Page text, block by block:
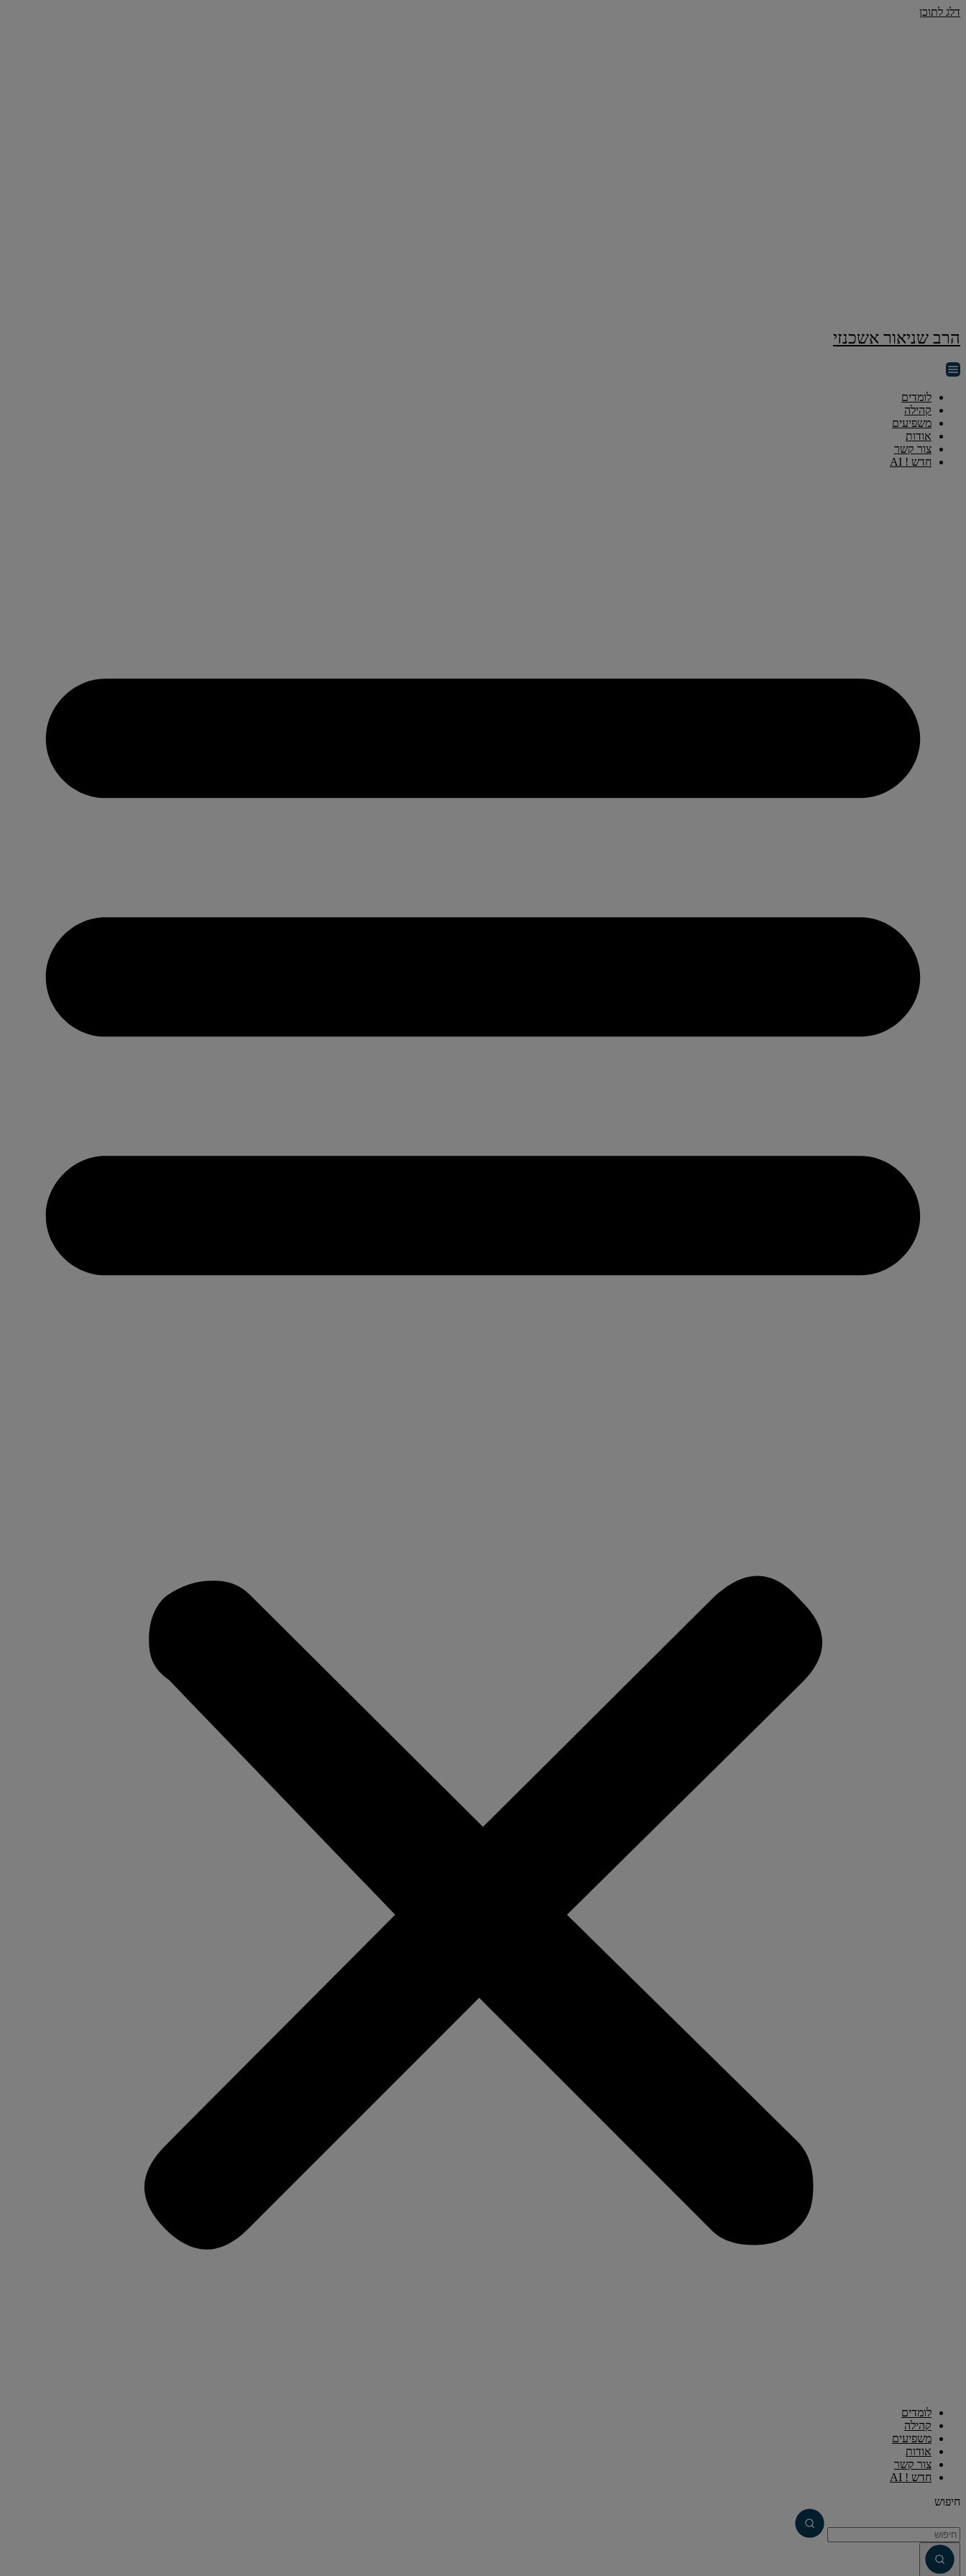
דלג לתוכן
הרב שניאור אשכנזי
לומדים
קהילה
משפיעים
אודות
צור קשר
חדש ! AI
לומדים
קהילה
משפיעים
אודות
צור קשר
חדש ! AI
חיפוש